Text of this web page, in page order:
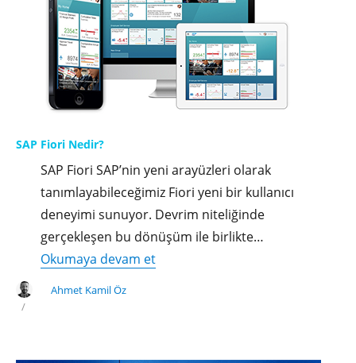
SAP Fiori Nedir?
SAP Fiori SAP’nin yeni arayüzleri olarak
tanımlayabileceğimiz Fiori yeni bir kullanıcı
deneyimi sunuyor. Devrim niteliğinde
gerçekleşen bu dönüşüm ile birlikte…
Okumaya devam et"SAP
Ahmet Kamil Öz